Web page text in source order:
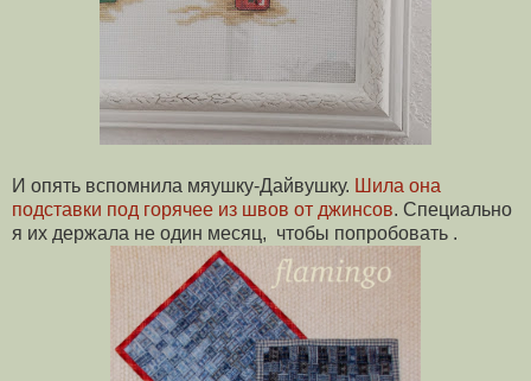
И опять вспомнила мяушку-Дайвушку. Шила она
подставки под горячее из швов от джинсов. Специально
я их держала не один месяц, чтобы попробовать .